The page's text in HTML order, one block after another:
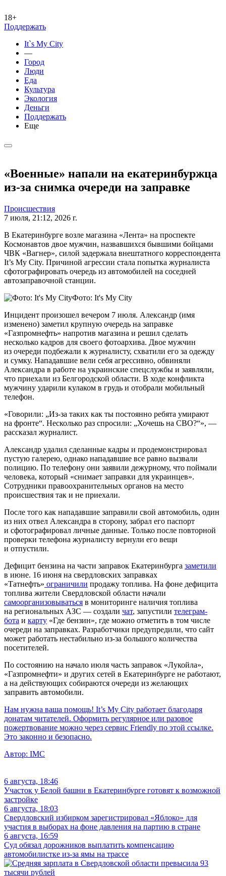
18+
Поддержать
It`s My City
—
Город
Люди
Еда
Культура
Экология
Деньги
Поддержать
Еще
«Военные» напали на екатеринбуржца
из-за снимка очереди на заправке
Происшествия
7 июля, 21:12, 2026 г.
В Екатеринбурге возле магазина «Лента» на проспекте
Космонавтов двое мужчин, назвавшихся бывшими бойцами
ЧВК «Вагнер», силой задержала внештатного корреспондента
It’s My City. Причиной агрессии стала попытка журналиста
сфотографировать очередь из автомобилей на соседней
автозаправочной станции.
Фото: It's My City
Инцидент произошел вечером 7 июля. Александр (имя
изменено) заметил крупную очередь на заправке
«Газпромнефть» напротив магазина и решил сделать
несколько кадров для своего фотоархива. Двое мужчин
из очереди подбежали к журналисту, схватили его за одежду
и сумку. Нападавшие вели себя агрессивно, обвиняли
Александра в работе на украинские спецслужбы и заявляли,
что приехали из Белгородской области. В ходе конфликта
мужчину ударили кулаком в грудь и отобрали мобильный
телефон.
«Говорили: „Из-за таких как ты постоянно ребята умирают
на фронте“. Несколько раз спросили: „Хочешь на СВО?“», —
рассказал журналист.
Александр удалил сделанные кадры и продемонстрировал
пустую галерею, однако нападавшие все равно вызвали
полицию. По телефону они заявили дежурному, что поймали
человека, который «снимает заправки для украинцев».
Сотрудники правоохранительных органов на место
происшествия так и не приехали.
После того как нападавшие заправили свой автомобиль, один
из них отвел Александра в сторону, забрал его паспорт
и сфотографировал личные данные. Только после повторной
проверки телефона журналисту вернули его вещи
и отпустили.
Дефицит бензина на части заправок Екатеринбурга заметили
в июне. 16 июня на свердловских заправках
«Татнефть» ограничили продажу топлива. На фоне дефицита
топлива жители Свердловской области начали
самоорганизовываться в мониторинге наличия топлива
на региональных АЗС — создали чат, запустили телеграм-
бота и карту «Где бензин», где можно отметить в том числе
очереди на заправках. Разработчики предупредили, что сайт
может работать нестабильно из-за большого количества
посетителей.
По состоянию на начало июля часть заправок «Лукойла»,
«Газпромнефти» и других сетей в Екатеринбурге не работают,
а на действующих собираются очереди из желающих
заправить автомобили.
Нам нужна ваша помощь! It’s My City работает благодаря
донатам читателей. Оформить регулярное или разовое
пожертвование можно через сервис Friendly по этой ссылке.
Это законно и безопасно.
Автор: IMC
6 августа, 18:46
Участок у Белой башни в Екатеринбурге готовят к возможной
застройке
6 августа, 18:03
Свердловский избирком зарегистрировал «Яблоко» для
участия в выборах на фоне давления на партию в стране
6 августа, 16:59
Суд обязал дорожников выплатить компенсацию
автомобилистке из-за ямы на трассе